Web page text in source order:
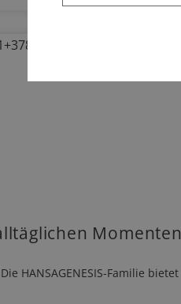
Momenten
HANSAGENESIS-Familie